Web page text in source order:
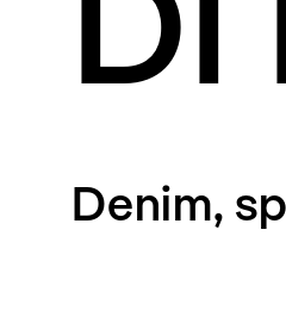
Denim,